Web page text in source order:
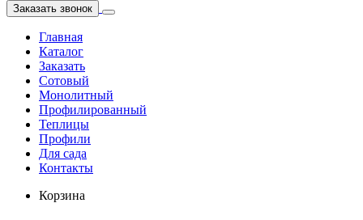
Заказать звонок
Главная
Каталог
Заказать
Сотовый
Монолитный
Профилированный
Теплицы
Профили
Для сада
Контакты
Корзина